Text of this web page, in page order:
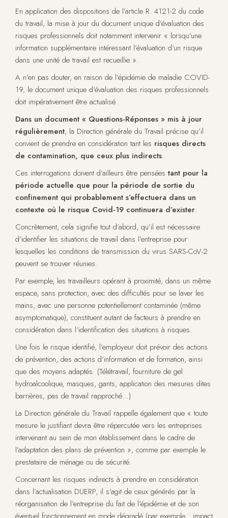
En application des dispositions de l’article R. 4121-2 du code
du travail, la mise à jour du document unique d’évaluation des
risques professionnels doit notamment intervenir « lorsqu’une
information supplémentaire intéressant l’évaluation d’un risque
dans une unité de travail est recueillie ».
A n’en pas douter, en raison de l’épidémie de maladie COVID-
19, le document unique d’évaluation des risques professionnels
doit impérativement être actualisé.
Dans un document « Questions-Réponses » mis à jour
régulièrement, la Direction générale du Travail précise qu’il
convient de prendre en considération tant les risques directs
de contamination, que ceux plus indirects.
Ces interrogations doivent d’ailleurs être penséestant pour la
période actuelle que pour la période de sortie du
confinement qui probablement s’effectuera dans un
contexte où le risque Covid-19 continuera d’exister.
Concrètement, cela signifie tout d’abord, qu’il est nécessaire
d’identifier les situations de travail dans l’entreprise pour
lesquelles les conditions de transmission du virus SARS-CoV-2
peuvent se trouver réunies.
Par exemple, les travailleurs opérant à proximité, dans un même
espace, sans protection, avec des difficultés pour se laver les
mains, avec une personne potentiellement contaminée (même
asymptomatique), constituent autant de facteurs à prendre en
considération dans l’identification des situations à risques.
Une fois le risque identifié, l’employeur doit prévoir des actions
de prévention, des actions d’information et de formation, ainsi
que des moyens adaptés. (Télétravail, fourniture de gel
hydroalcoolique, masques, gants, application des mesures dites
barrières, pas de travail rapproché…)
La Direction générale du Travail rappelle également que « toute
mesure le justifiant devra être répercutée vers les entreprises
intervenant au sein de mon établissement dans le cadre de
l’adaptation des plans de prévention », comme par exemple le
prestataire de ménage ou de sécurité.
Concernant les risques indirects à prendre en considération
dans l’actualisation DUERP, il s’agit de ceux générés par la
réorganisation de l’entreprise du fait de l’épidémie et de son
éventuel fonctionnement en mode dégradé (par exemple : impact